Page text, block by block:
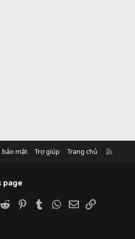
bảo mật Trợ giúp Trang chủ
page
Reddit PinterestTumblrWhatsApp
EmailLink